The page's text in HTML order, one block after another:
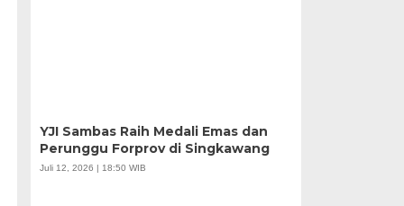
YJI Sambas Raih Medali Emas dan
Perunggu Forprov di Singkawang
Juli 12, 2026 | 18:50 WIB